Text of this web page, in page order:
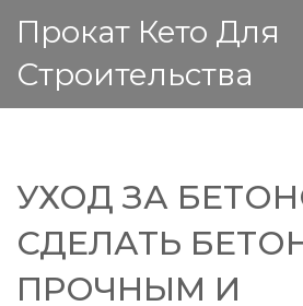
Прокат Кето Для
Строительства
ВЫСОТА ДОМА
УХОД ЗА
СДЕЛАТЬ
ПРОЧНЫМ И